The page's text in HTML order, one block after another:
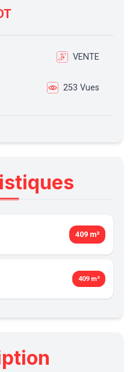
VENTE
253 Vues
409 m²
409 m²